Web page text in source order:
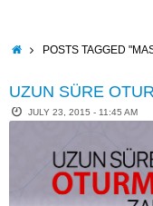
contentHOMEPOSTS TAGGED
UZUN SÜRE
JULY 23, 2015 - 11:45 AM